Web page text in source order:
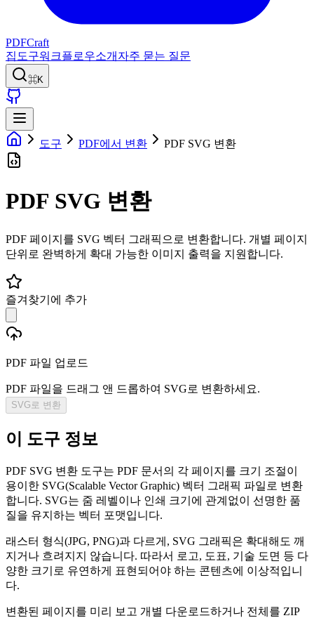
PDFCraft
집 도구워크플로우소개 자주 묻는 질문
⌘K
도구 PDF에서 변환 PDF SVG 변환
PDF SVG 변환
PDF 페이지를 SVG 벡터 그래픽으로 변환합니다. 개별 페이지
단위로 완벽하게 확대 가능한 이미지 출력을 지원합니다.
즐겨찾기에 추가
PDF 파일 업로드
PDF 파일을 드래그 앤 드롭하여 SVG로 변환하세요.
SVG로 변환
이 도구 정보
PDF SVG 변환 도구는 PDF 문서의 각 페이지를 크기 조절이
용이한 SVG(Scalable Vector Graphic) 벡터 그래픽 파일로 변환
합니다. SVG는 줌 레벨이나 인쇄 크기에 관계없이 선명한 품
질을 유지하는 벡터 포맷입니다.
래스터 형식(JPG, PNG)과 다르게, SVG 그래픽은 확대해도 깨
지거나 흐려지지 않습니다. 따라서 로고, 도표, 기술 도면 등 다
양한 크기로 유연하게 표현되어야 하는 콘텐츠에 이상적입니
다.
변환된 페이지를 미리 보고 개별 다운로드하거나 전체를 ZIP